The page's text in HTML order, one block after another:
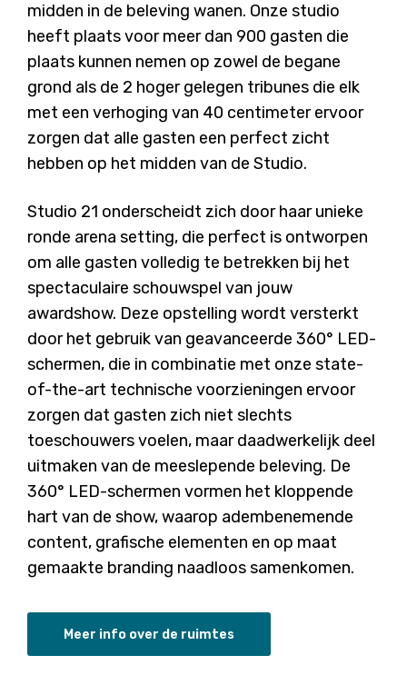
midden in de beleving wanen. Onze studio
heeft plaats voor meer dan 900 gasten die
plaats kunnen nemen op zowel de begane
grond als de 2 hoger gelegen tribunes die elk
met een verhoging van 40 centimeter ervoor
zorgen dat alle gasten een perfect zicht
hebben op het midden van de Studio.
Studio 21 onderscheidt zich door haar unieke
ronde arena setting, die perfect is ontworpen
om alle gasten volledig te betrekken bij het
spectaculaire schouwspel van jouw
awardshow. Deze opstelling wordt versterkt
door het gebruik van geavanceerde 360° LED-
schermen, die in combinatie met onze state-
of-the-art technische voorzieningen ervoor
zorgen dat gasten zich niet slechts
toeschouwers voelen, maar daadwerkelijk deel
uitmaken van de meeslepende beleving. De
360° LED-schermen vormen het kloppende
hart van de show, waarop adembenemende
content, grafische elementen en op maat
gemaakte branding naadloos samenkomen.
Meer info over de ruimtes